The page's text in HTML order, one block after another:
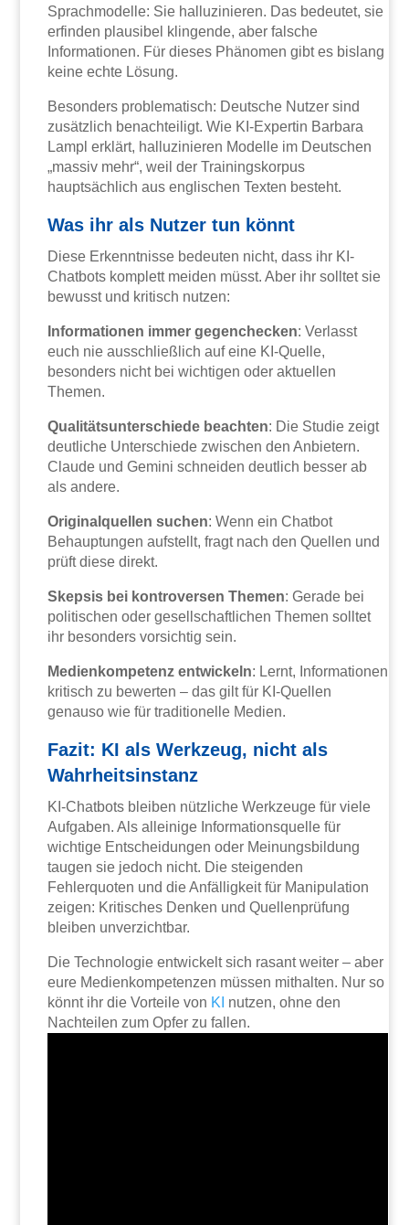
Sprachmodelle: Sie halluzinieren. Das bedeutet, sie
erfinden plausibel klingende, aber falsche
Informationen. Für dieses Phänomen gibt es bislang
keine echte Lösung.
Besonders problematisch: Deutsche Nutzer sind
zusätzlich benachteiligt. Wie KI-Expertin Barbara
Lampl erklärt, halluzinieren Modelle im Deutschen
„massiv mehr“, weil der Trainingskorpus
hauptsächlich aus englischen Texten besteht.
Was ihr als Nutzer tun könnt
Diese Erkenntnisse bedeuten nicht, dass ihr KI-
Chatbots komplett meiden müsst. Aber ihr solltet sie
bewusst und kritisch nutzen:
Informationen immer gegenchecken: Verlasst
euch nie ausschließlich auf eine KI-Quelle,
besonders nicht bei wichtigen oder aktuellen
Themen.
Qualitätsunterschiede beachten: Die Studie zeigt
deutliche Unterschiede zwischen den Anbietern.
Claude und Gemini schneiden deutlich besser ab
als andere.
Originalquellen suchen: Wenn ein Chatbot
Behauptungen aufstellt, fragt nach den Quellen und
prüft diese direkt.
Skepsis bei kontroversen Themen: Gerade bei
politischen oder gesellschaftlichen Themen solltet
ihr besonders vorsichtig sein.
Medienkompetenz entwickeln: Lernt, Informationen
kritisch zu bewerten – das gilt für KI-Quellen
genauso wie für traditionelle Medien.
Fazit: KI als Werkzeug, nicht als
Wahrheitsinstanz
KI-Chatbots bleiben nützliche Werkzeuge für viele
Aufgaben. Als alleinige Informationsquelle für
wichtige Entscheidungen oder Meinungsbildung
taugen sie jedoch nicht. Die steigenden
Fehlerquoten und die Anfälligkeit für Manipulation
zeigen: Kritisches Denken und Quellenprüfung
bleiben unverzichtbar.
Die Technologie entwickelt sich rasant weiter – aber
eure Medienkompetenzen müssen mithalten. Nur so
könnt ihr die Vorteile von KI nutzen, ohne den
Nachteilen zum Opfer zu fallen.